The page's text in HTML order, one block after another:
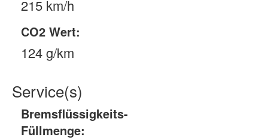
215 km/h
CO2 Wert:
124 g/km
Service(s)
Bremsflüssigkeits-
Füllmenge: